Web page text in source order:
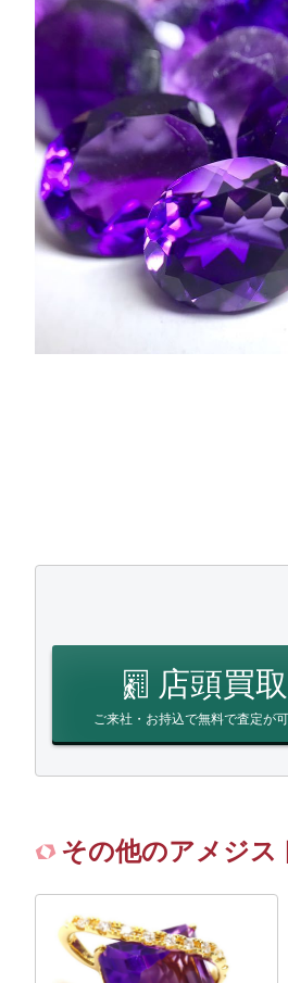
店頭買取
ご来社・お持込で無料で査定が可
その他のアメジス